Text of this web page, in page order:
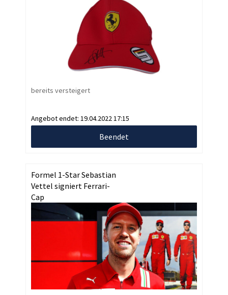
bereits versteigert
Angebot endet: 19.04.2022 17:15
Beendet
Formel 1-Star Sebastian
Vettel signiert Ferrari-
Cap